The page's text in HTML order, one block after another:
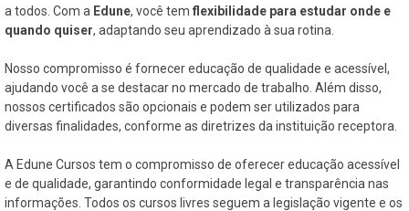
a todos. Com a Edune, você tem flexibilidade para estudar onde e
quando quiser, adaptando seu aprendizado à sua rotina.
Nosso compromisso é fornecer educação de qualidade e acessível,
ajudando você a se destacar no mercado de trabalho. Além disso,
nossos certificados são opcionais e podem ser utilizados para
diversas finalidades, conforme as diretrizes da instituição receptora.
A Edune Cursos tem o compromisso de oferecer educação acessível
e de qualidade, garantindo conformidade legal e transparência nas
informações. Todos os cursos livres seguem a legislação vigente e os